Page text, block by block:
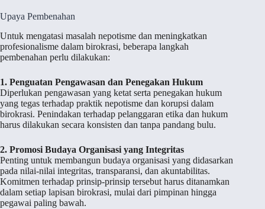
Upaya Pembenahan
Untuk mengatasi masalah nepotisme dan meningkatkan
profesionalisme dalam birokrasi, beberapa langkah
pembenahan perlu dilakukan:
1. Penguatan Pengawasan dan Penegakan Hukum
Diperlukan pengawasan yang ketat serta penegakan hukum
yang tegas terhadap praktik nepotisme dan korupsi dalam
birokrasi. Penindakan terhadap pelanggaran etika dan hukum
harus dilakukan secara konsisten dan tanpa pandang bulu.
2. Promosi Budaya Organisasi yang Integritas
Penting untuk membangun budaya organisasi yang didasarkan
pada nilai-nilai integritas, transparansi, dan akuntabilitas.
Komitmen terhadap prinsip-prinsip tersebut harus ditanamkan
dalam setiap lapisan birokrasi, mulai dari pimpinan hingga
pegawai paling bawah.